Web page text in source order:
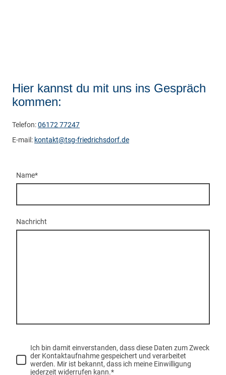
Hier kannst du mit uns ins Gespräch
kommen:
Telefon:06172 77247
E-mail: kontakt@tsg-friedrichsdorf.de
Name*
Nachricht
Ich bin damit einverstanden, dass diese Daten zum Zweck
der Kontaktaufnahme gespeichert und verarbeitet
werden. Mir ist bekannt, dass ich meine Einwilligung
jederzeit widerrufen kann.*